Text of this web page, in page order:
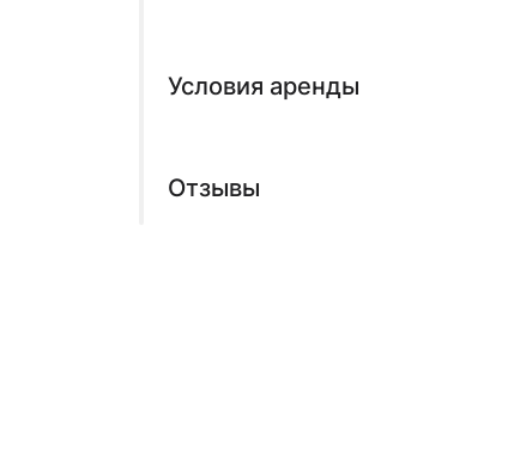
Условия аренды
Отзывы